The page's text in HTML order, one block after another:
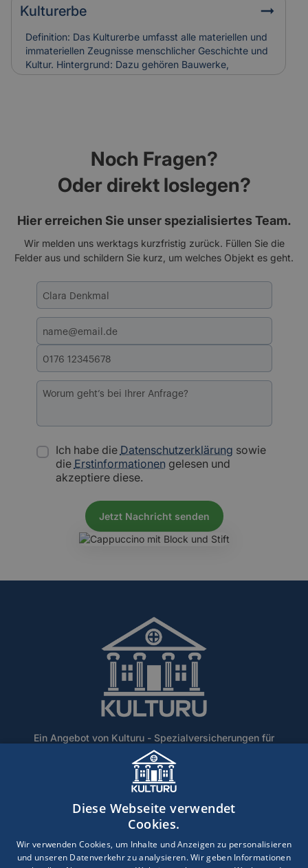
auch zur Verbesserung der Wärmedämmung genutzt.
historischen Vorsatzschalen können
Feuchtigkeitsschäden verursachen. Ihr Zustand wird
bei der Gebäudebewertung und Schadenanalyse mit
einbezogen.
Kulturerbe
Definition: Das Kulturerbe umfasst alle materiellen und
immateriellen Zeugnisse menschlicher Geschichte und
Kultur. Hintergrund: Dazu gehören Bauwerke,
Kunstwerke, Traditionen und Handwerksformen, die
und Erhalt meist aufwendig und kostenintensiv sind.
Noch Fragen?
Oder direkt loslegen?
Hier erreichen Sie unser spezialisiertes Team.
Wir melden uns werktags kurzfristig zurück. Füllen Sie die
Felder aus und schildern Sie kurz, um welches Objekt es geht.
Ich habe die Datenschutzerklärung sowie
die Erstinformationen gelesen und
akzeptiere diese.
Ein Angebot von Kulturu - Spezialversicherungen für
Denkmalschutz und historische Gebäude.
Über UnsBlogLexikon
ErstinformationHaftungsausschlussImpressum
Datenschutz
Copyright © 2026 · Ein Service der DEVK Gebietsdirektion
Diese Webseite verwendet
Cookies.
Wir verwenden Cookies, um Inhalte und Anzeigen zu personalisieren
und unseren Datenverkehr zu analysieren. Wir geben Informationen